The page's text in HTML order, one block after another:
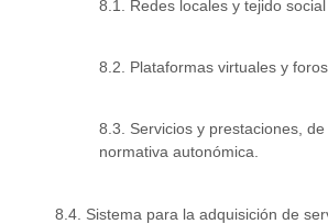
8.1. Redes locales y tejido
8.2. Plataformas virtuales y foros.
8.3. Servicios y prestaciones,
normativa autonómica.
8.4. Sistema para la adquisición de